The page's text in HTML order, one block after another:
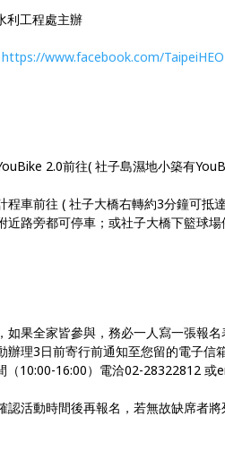
利工程處主辦
https://www.facebook.com/TaipeiHEO
2.0前往( 社子島濕地小築有
車前往 ( 社子大橋右轉約3分鐘可抵達
近路旁都可停車；或社子大橋下籃球
如果全家皆參與，務必一人寫一張報
辦理3日前寄行前通知至您留的電子信
（10:00-16:00）電洽02-28322812 或
活動時間後再報名，若無故缺席者將